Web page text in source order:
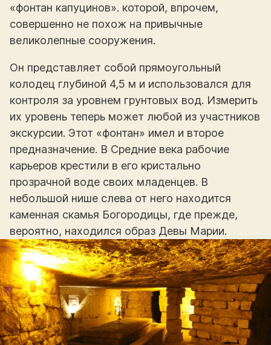
«фонтан капуцинов». которой, впрочем,
совершенно не похож на привычные
великолепные сооружения.
Он представляет собой прямоугольный
колодец глубиной 4,5 м и использовался для
контроля за уровнем грунтовых вод. Измерить
их уровень теперь может любой из участников
экскурсии. Этот «фонтан» имел и второе
предназначение. В Средние века рабочие
карьеров крестили в его кристально
прозрачной воде своих младенцев. В
небольшой нише слева от него находится
каменная скамья Богородицы, где прежде,
вероятно, находился образ Девы Марии.